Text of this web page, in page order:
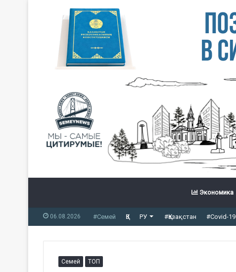
Экономика
06.08.2026 #Семей ҚЗ РУ #Қазақстан #Covid-19
Семей ТОП